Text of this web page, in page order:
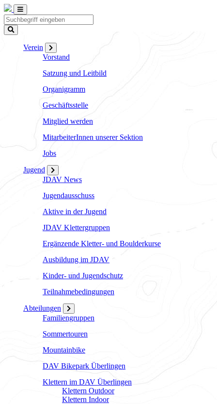
Verein
Vorstand
Satzung und Leitbild
Organigramm
Geschäftsstelle
Mitglied werden
MitarbeiterInnen unserer Sektion
Jobs
Jugend
JDAV News
Jugendausschuss
Aktive in der Jugend
JDAV Klettergruppen
Ergänzende Kletter- und Boulderkurse
Ausbildung im JDAV
Kinder- und Jugendschutz
Teilnahmebedingungen
Abteilungen
Familiengruppen
Sommertouren
Mountainbike
DAV Bikepark Überlingen
Klettern im DAV Überlingen
Klettern Outdoor
Klettern Indoor